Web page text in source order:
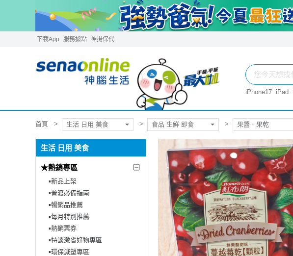
下載App 服務據點 神揚保代
iPhone17 iPad
首頁 生活 日用 美食 食品 生鮮 即食 果醬．果乾
生活 日用 美食
★熱銷專區
▪︎新品上架
▪︎普渡必備指南
▪︎暢銷品推薦
▪︎每月特別推薦
▪︎熱銷票券
▪︎特談激省好物專區
▪︎環保減塑專區